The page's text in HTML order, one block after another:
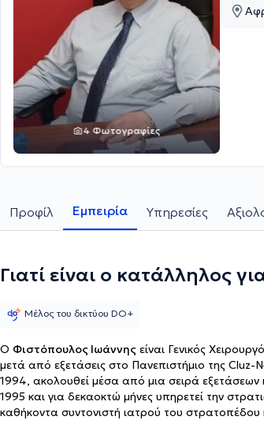
4 Φωτογραφίες
Προφίλ Εμπειρία Υπηρεσίες
Γιατί είναι ο κατάλληλος
Ο Φιστόπουλος Ιωάννης είναι Γενικός
μετά από εξετάσεις στο Πανεπιστήμιο της
1994, ακολουθεί μέσα από μια σειρά
1995 και για δεκαοκτώ μήνες υπηρετεί την
καθήκοντα συντονιστή ιατρού του στρατοπέδου
Μέλος του δικτύου DO+